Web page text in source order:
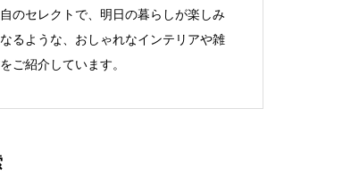
のセレクトで、明日の暮らしが楽しみ
るような、おしゃれなインテリアや雑
ご紹介しています。